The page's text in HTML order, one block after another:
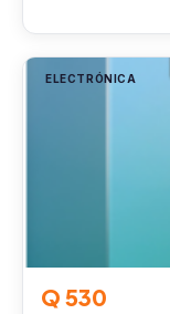
ELECTRÓNICA
Q 530